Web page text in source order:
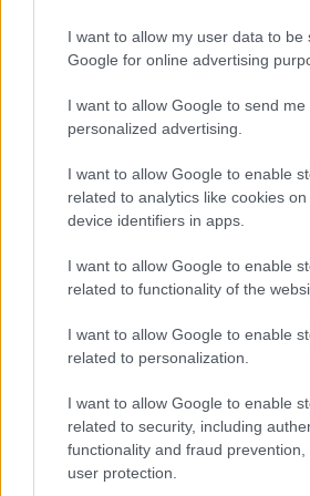
I want to allow my user data to be
Google for online advertising
I want to allow Google to send me
personalized advertising.
I want to allow Google to enable
related to analytics like cookies
device identifiers in apps.
I want to allow Google to enable
related to functionality of the
I want to allow Google to enable
related to personalization.
I want to allow Google to enable
related to security, including
functionality and fraud
user protection.
soliti media che
sempre meno cosa si
fuori delle loro
7 Marzo 2020, 4:08